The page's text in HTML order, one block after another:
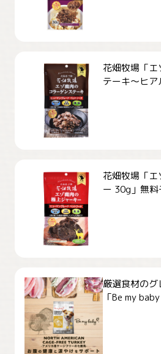
花畑牧場「
テーキ～ヒ
花畑牧場「
ー 30g」無
厳選食材の
「Be my